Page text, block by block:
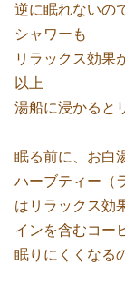
逆に眠れないの
シャワーも
リラックス効果
以上
湯船に浸かると
眠る前に、お白
ハーブティー（
はリラックス効
インを含むコー
眠りにくくなる